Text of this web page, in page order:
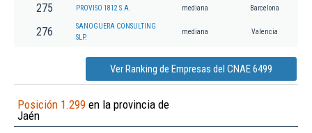
275 PROVISO 1812 S.A. mediana Barcelona
276
SANOGUERA CONSULTING
SLP.
mediana Valencia
Ver Ranking de Empresas del CNAE 6499
Posición 1.299 en la provincia de
Jaén